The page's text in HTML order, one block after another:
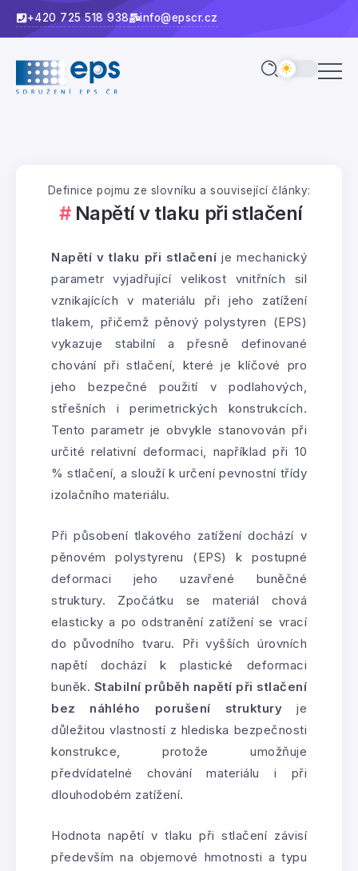
+420 725 518 938 info@epscr.cz
Definice pojmu ze slovníku a související články:
Napětí v tlaku při stlačení
Napětí v tlaku při stlačení je mechanický
parametr vyjadřující velikost vnitřních sil
vznikajících v materiálu při jeho zatížení
tlakem, přičemž pěnový polystyren (EPS)
vykazuje stabilní a přesně definované
chování při stlačení, které je klíčové pro
jeho bezpečné použití v podlahových,
střešních i perimetrických konstrukcích.
Tento parametr je obvykle stanovován při
určité relativní deformaci, například při 10
% stlačení, a slouží k určení pevnostní třídy
izolačního materiálu.
Při působení tlakového zatížení dochází v
pěnovém polystyrenu (EPS) k postupné
deformaci jeho uzavřené buněčné
struktury. Zpočátku se materiál chová
elasticky a po odstranění zatížení se vrací
do původního tvaru. Při vyšších úrovních
napětí dochází k plastické deformaci
buněk. Stabilní průběh napětí při stlačení
bez náhlého porušení struktury je
důležitou vlastností z hlediska bezpečnosti
konstrukce, protože umožňuje
předvídatelné chování materiálu i při
dlouhodobém zatížení.
Hodnota napětí v tlaku při stlačení závisí
především na objemové hmotnosti a typu